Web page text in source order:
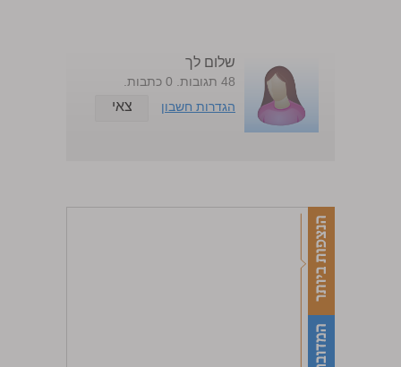
שלום לך
48 תגובות. 0 כתבות.
הגדרות חשבון
צאי